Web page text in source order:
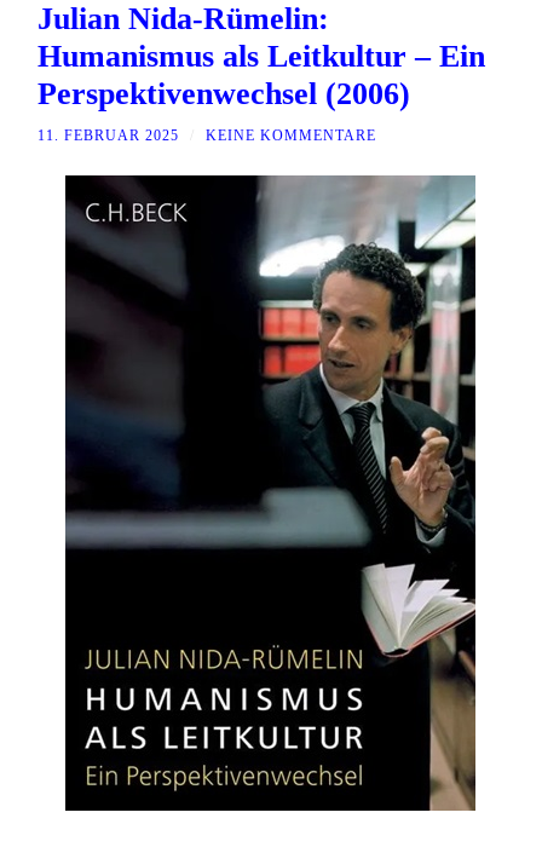
Julian Nida-Rümelin:
Humanismus als Leitkultur – Ein
Perspektivenwechsel (2006)
11. FEBRUAR 2025 KEINE KOMMENTARE